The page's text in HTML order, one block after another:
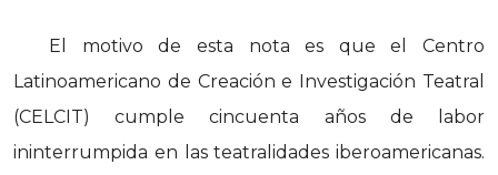
El motivo de esta nota es que el Centro
Latinoamericano de Creación e Investigación Teatral
(CELCIT) cumple cincuenta años de labor
ininterrumpida en las teatralidades iberoamericanas.